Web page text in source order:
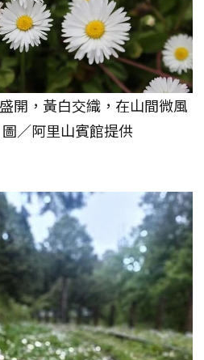
開，黃白交織，在山間微風
／阿里山賓館提供